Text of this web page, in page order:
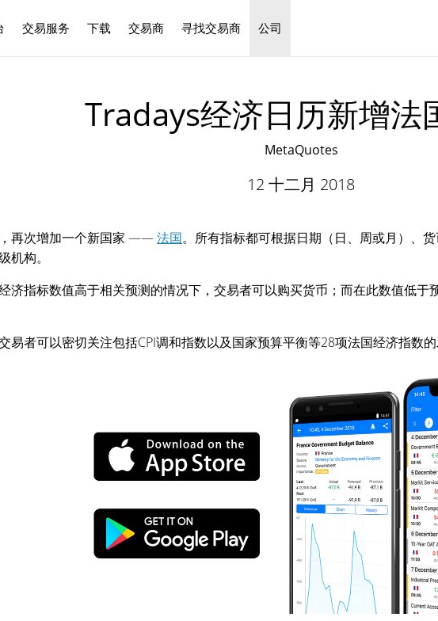
交易服务 下载 交易商 寻找交易商 公司
Tradays经济日历新增法
MetaQuotes
12 十二月 2018
再次增加一个新国家 ——法国。所有指标都可根据日期（日、周或月）、
机构。
济指标数值高于相关预测的情况下，交易者可以购买货币；而在此数值低于
易者可以密切关注包括CPI调和指数以及国家预算平衡等28项法国经济指数